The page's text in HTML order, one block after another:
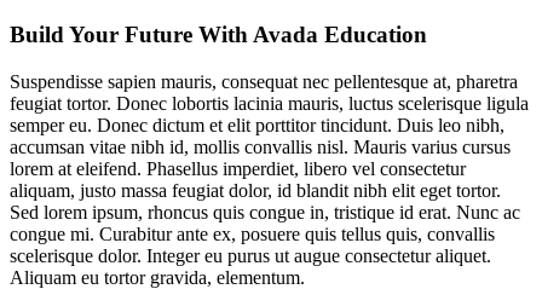
Build Your Future With Avada Education
Suspendisse sapien mauris, consequat nec pellentesque at, pharetra
feugiat tortor. Donec lobortis lacinia mauris, luctus scelerisque ligula
semper eu. Donec dictum et elit porttitor tincidunt. Duis leo nibh,
accumsan vitae nibh id, mollis convallis nisl. Mauris varius cursus
lorem at eleifend. Phasellus imperdiet, libero vel consectetur
aliquam, justo massa feugiat dolor, id blandit nibh elit eget tortor.
Sed lorem ipsum, rhoncus quis congue in, tristique id erat. Nunc ac
congue mi. Curabitur ante ex, posuere quis tellus quis, convallis
scelerisque dolor. Integer eu purus ut augue consectetur aliquet.
Aliquam eu tortor gravida, elementum.